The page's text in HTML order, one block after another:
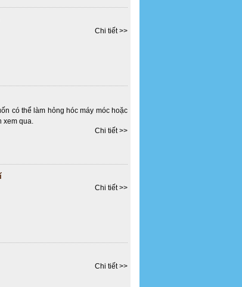
Chi tiết >>
có thể làm hỏng hóc máy móc hoặc
xem qua.
Chi tiết >>
Chi tiết >>
Chi tiết >>